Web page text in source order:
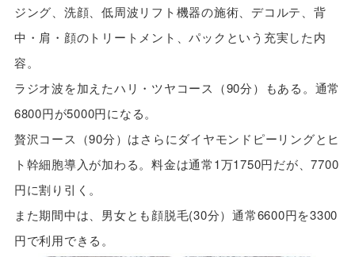
ジング、洗顔、低周波リフト機器の施術、デコルテ、背
中・肩・顔のトリートメント、パックという充実した内
容。
ラジオ波を加えたハリ・ツヤコース（90分）もある。通常
6800円が5000円になる。
贅沢コース（90分）はさらにダイヤモンドピーリングとヒ
ト幹細胞導入が加わる。料金は通常1万1750円だが、7700
円に割り引く。
また期間中は、男女とも顔脱毛(30分）通常6600円を3300
円で利用できる。